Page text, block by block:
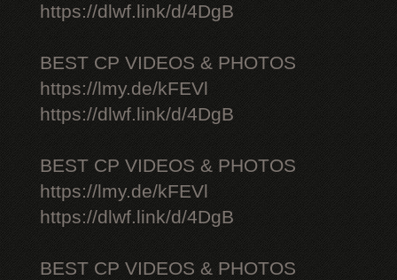
https://dlwf.link/d/4DgB
BEST CP VIDEOS & PHOTOS
https://lmy.de/kFEVl
https://dlwf.link/d/4DgB
BEST CP VIDEOS & PHOTOS
https://lmy.de/kFEVl
https://dlwf.link/d/4DgB
BEST CP VIDEOS & PHOTOS